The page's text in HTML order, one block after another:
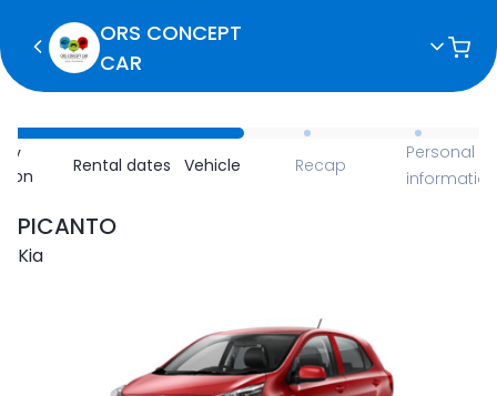
ORS CONCEPT
CAR
Rental dates Vehicle Recap
Personal
information
PICANTO
Kia